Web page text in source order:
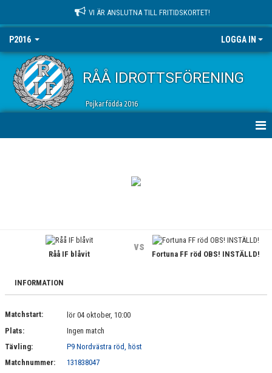
VI ÄR ANSLUTNA TILL FRITIDSKORTET!
P2016 LOGGA IN
RÅÅ IDROTTSFÖRENING
Pojkar födda 2016
BILDGALLERI
KONTAKT
Råå IF blåvit
vs
Fortuna FF röd OBS! INSTÄLLD!
INFORMATION
Matchstart:
lör 04 oktober, 10:00
Plats:
Ingen match
Tävling:
P9 Nordvästra röd, höst
Matchnummer:
131838047